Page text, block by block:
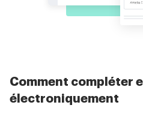
Comment compléter
électroniquement